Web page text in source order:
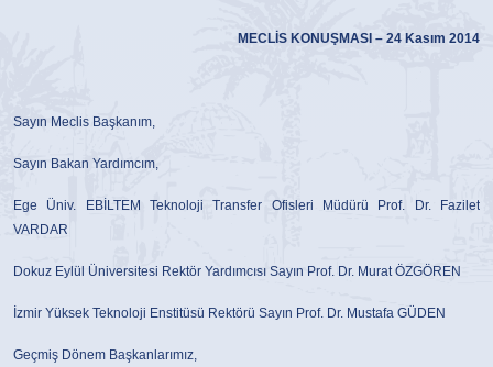
MECLİS KONUŞMASI – 24 Kasım 2014
Sayın Meclis Başkanım,
Sayın Bakan Yardımcım,
Ege Üniv. EBİLTEM Teknoloji Transfer Ofisleri Müdürü Prof. Dr. Fazilet
VARDAR
Dokuz Eylül Üniversitesi Rektör Yardımcısı Sayın Prof. Dr. Murat ÖZGÖREN
İzmir Yüksek Teknoloji Enstitüsü Rektörü Sayın Prof. Dr. Mustafa GÜDEN
Geçmiş Dönem Başkanlarımız,